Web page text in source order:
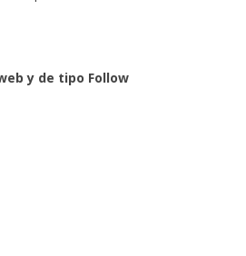
y de tipo Follow